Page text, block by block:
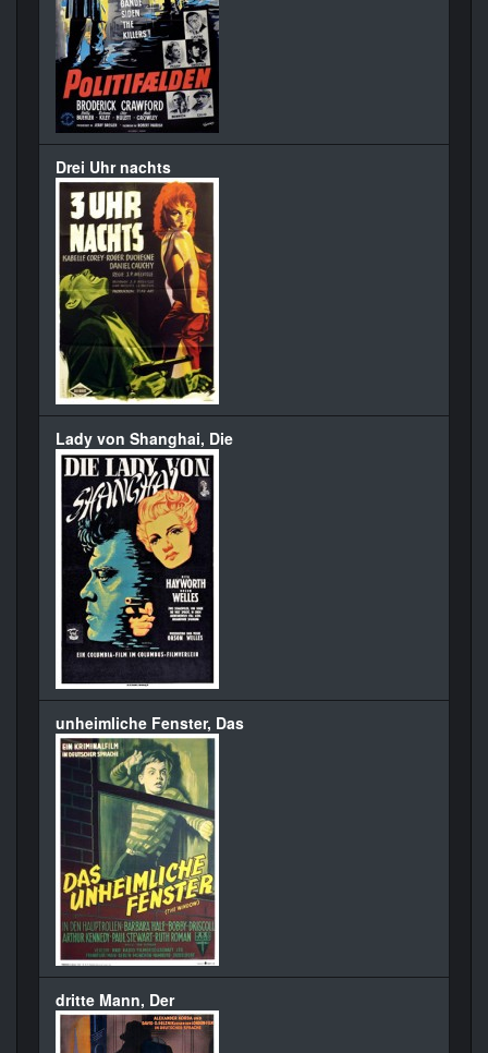
Drei Uhr nachts
Lady von Shanghai, Die
unheimliche Fenster, Das
dritte Mann, Der